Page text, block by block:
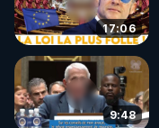
17:06
9:48